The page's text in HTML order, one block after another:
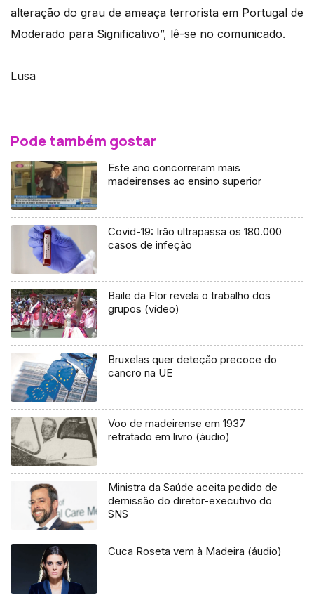
alteração do grau de ameaça terrorista em Portugal de
Moderado para Significativo”, lê-se no comunicado.
Lusa
Pode também gostar
Este ano concorreram mais
madeirenses ao ensino superior
Covid-19: Irão ultrapassa os 180.000
casos de infeção
Baile da Flor revela o trabalho dos
grupos (vídeo)
Bruxelas quer deteção precoce do
cancro na UE
Voo de madeirense em 1937
retratado em livro (áudio)
Ministra da Saúde aceita pedido de
demissão do diretor-executivo do
SNS
Cuca Roseta vem à Madeira (áudio)